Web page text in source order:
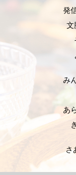
発
文
み
あ
さ